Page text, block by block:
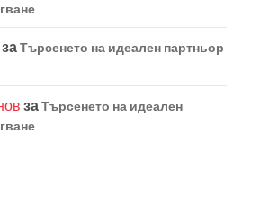
заТърсенето на идеален партньор
заТърсенето на идеален